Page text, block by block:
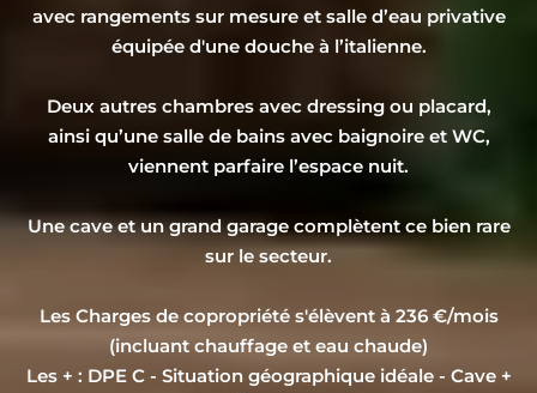
avec rangements sur mesure et salle d’eau privative
équipée d'une douche à l’italienne.
Deux autres chambres avec dressing ou placard,
ainsi qu’une salle de bains avec baignoire et WC,
viennent parfaire l’espace nuit.
Une cave et un grand garage complètent ce bien rare
sur le secteur.
Les Charges de copropriété s'élèvent à 236 €/mois
(incluant chauffage et eau chaude)
Les + : DPE C - Situation géographique idéale - Cave +